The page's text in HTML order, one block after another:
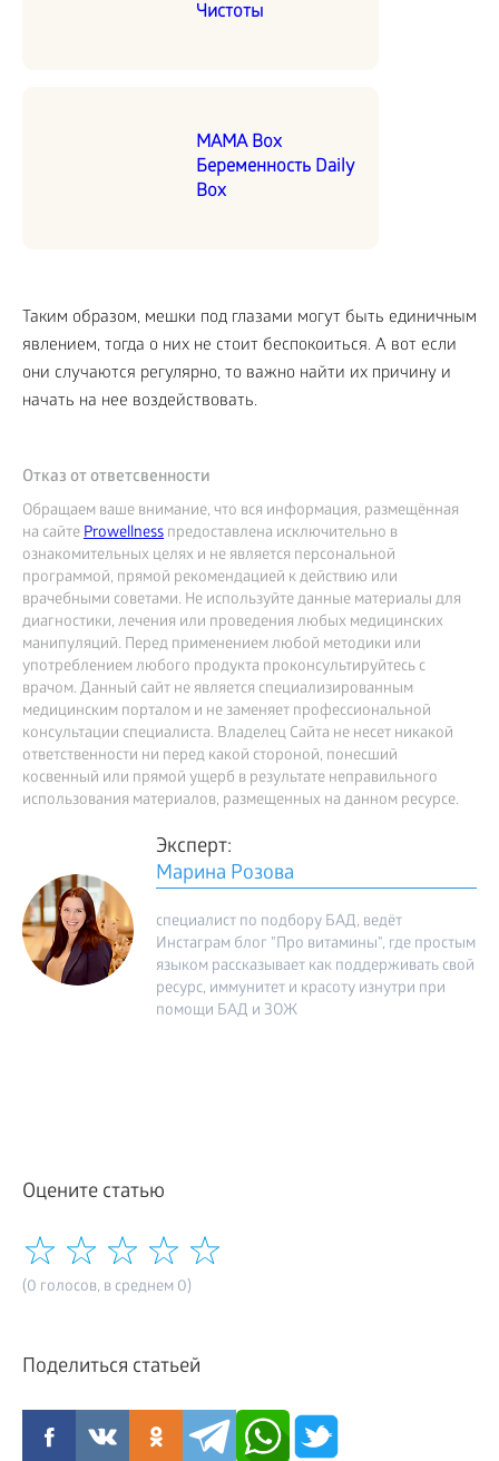
Чистоты
MAMA Box
Беременность Daily
Box
Таким образом, мешки под глазами могут быть единичным
явлением, тогда о них не стоит беспокоиться. А вот если
они случаются регулярно, то важно найти их причину и
начать на нее воздействовать.
Отказ от ответсвенности
Обращаем ваше внимание, что вся информация, размещённая
на сайтеProwellness предоставлена исключительно в
ознакомительных целях и не является персональной
программой, прямой рекомендацией к действию или
врачебными советами. Не используйте данные материалы для
диагностики, лечения или проведения любых медицинских
манипуляций. Перед применением любой методики или
употреблением любого продукта проконсультируйтесь с
врачом. Данный сайт не является специализированным
медицинским порталом и не заменяет профессиональной
консультации специалиста. Владелец Сайта не несет никакой
ответственности ни перед какой стороной, понесший
косвенный или прямой ущерб в результате неправильного
использования материалов, размещенных на данном ресурсе.
Эксперт:
Марина Розова
специалист по подбору БАД, ведёт
Инстаграм блог "Про витамины", где простым
языком рассказывает как поддерживать свой
ресурс, иммунитет и красоту изнутри при
помощи БАД и ЗОЖ
Оцените статью
(0 голосов, в среднем 0)
Поделиться статьей